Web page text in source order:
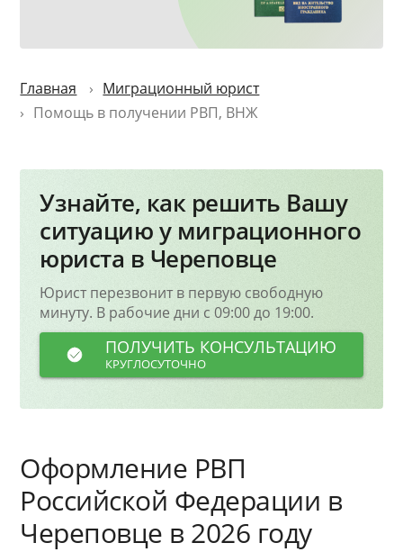
Главная
Миграционный юрист
Помощь в получении РВП, ВНЖ
Узнайте, как решить Вашу
ситуацию у миграционного
юриста в Череповце
Юрист перезвонит в первую свободную
минуту. В рабочие дни с 09:00 до 19:00.
ПОЛУЧИТЬ КОНСУЛЬТАЦИЮ
КРУГЛОСУТОЧНО
Оформление РВП
Российской Федерации в
Череповце в 2026 году